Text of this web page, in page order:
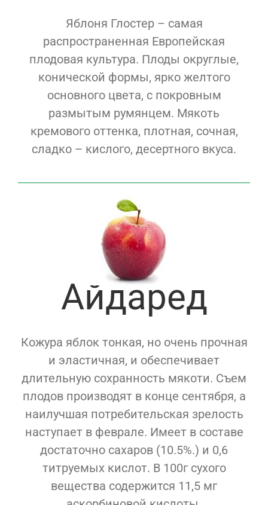
Яблоня Глостер – самая
распространенная Европейская
плодовая культура. Плоды округлые,
конической формы, ярко желтого
основного цвета, с покровным
размытым румянцем. Мякоть
кремового оттенка, плотная, сочная,
сладко – кислого, десертного вкуса.
Айдаред
Кожура яблок тонкая, но очень прочная
и эластичная, и обеспечивает
длительную сохранность мякоти. Съем
плодов производят в конце сентября, а
наилучшая потребительская зрелость
наступает в феврале. Имеет в составе
достаточно сахаров (10.5%.) и 0,6
титруемых кислот. В 100г сухого
вещества содержится 11,5 мг